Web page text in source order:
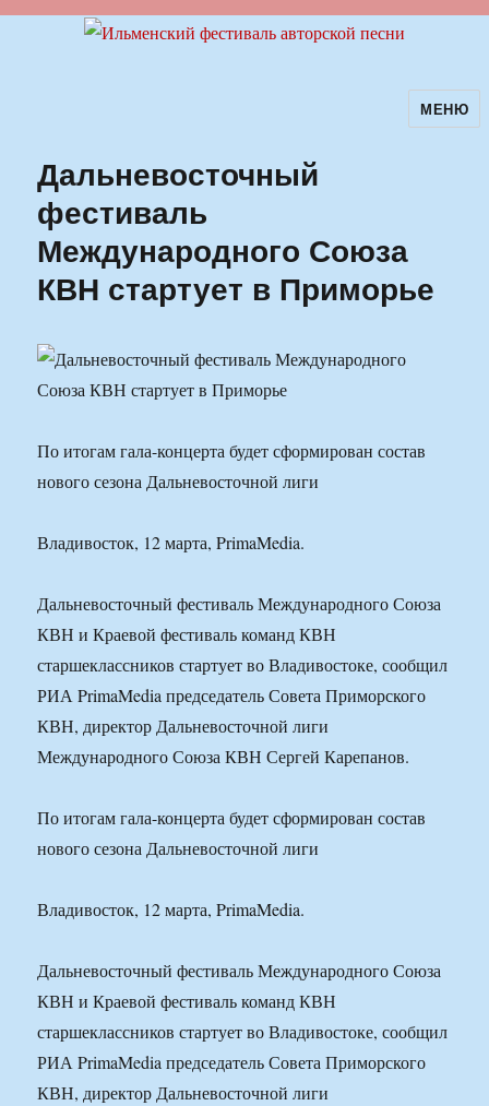
Ильменский фестиваль авторскойМЕНЮ
Дальневосточный
фестиваль
Международного Союза
КВН стартует в Приморье
По итогам гала-концерта будет сформирован состав
нового сезона Дальневосточной лиги
Владивосток, 12 марта, PrimaMedia.
Дальневосточный фестиваль Международного Союза
КВН и Краевой фестиваль команд КВН
старшеклассников стартует во Владивостоке, сообщил
РИА PrimaMedia председатель Совета Приморского
КВН, директор Дальневосточной лиги
Международного Союза КВН Сергей Карепанов.
По итогам гала-концерта будет сформирован состав
нового сезона Дальневосточной лиги
Владивосток, 12 марта, PrimaMedia.
Дальневосточный фестиваль Международного Союза
КВН и Краевой фестиваль команд КВН
старшеклассников стартует во Владивостоке, сообщил
РИА PrimaMedia председатель Совета Приморского
КВН, директор Дальневосточной лиги